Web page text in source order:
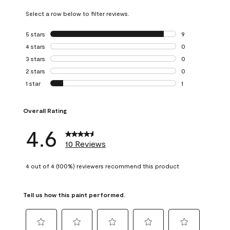
Select a row below to filter reviews.
5 stars stars
9
9 reviews with 5
4 stars stars
0
0 reviews with 4
3 stars stars
0
0 reviews with 3
2 stars stars
0
0 reviews with 2
1 star stars
1
Overall Rating
4.6 10 Reviews
4 out of 4 (100%) reviewers recommend this product
Tell us how this paint performed.